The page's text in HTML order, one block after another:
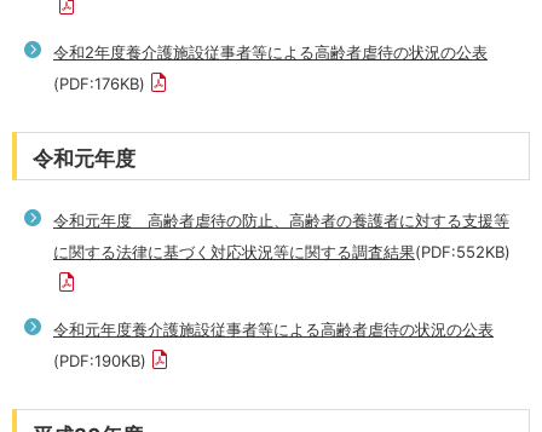
令和2年度養介護施設従事者等による高齢者虐待の状況の公表
(PDF:176KB)
令和元年度
令和元年度 高齢者虐待の防止、高齢者の養護者に対する支援等
に関する法律に基づく対応状況等に関する調査結果(PDF:552KB)
令和元年度養介護施設従事者等による高齢者虐待の状況の公表
(PDF:190KB)